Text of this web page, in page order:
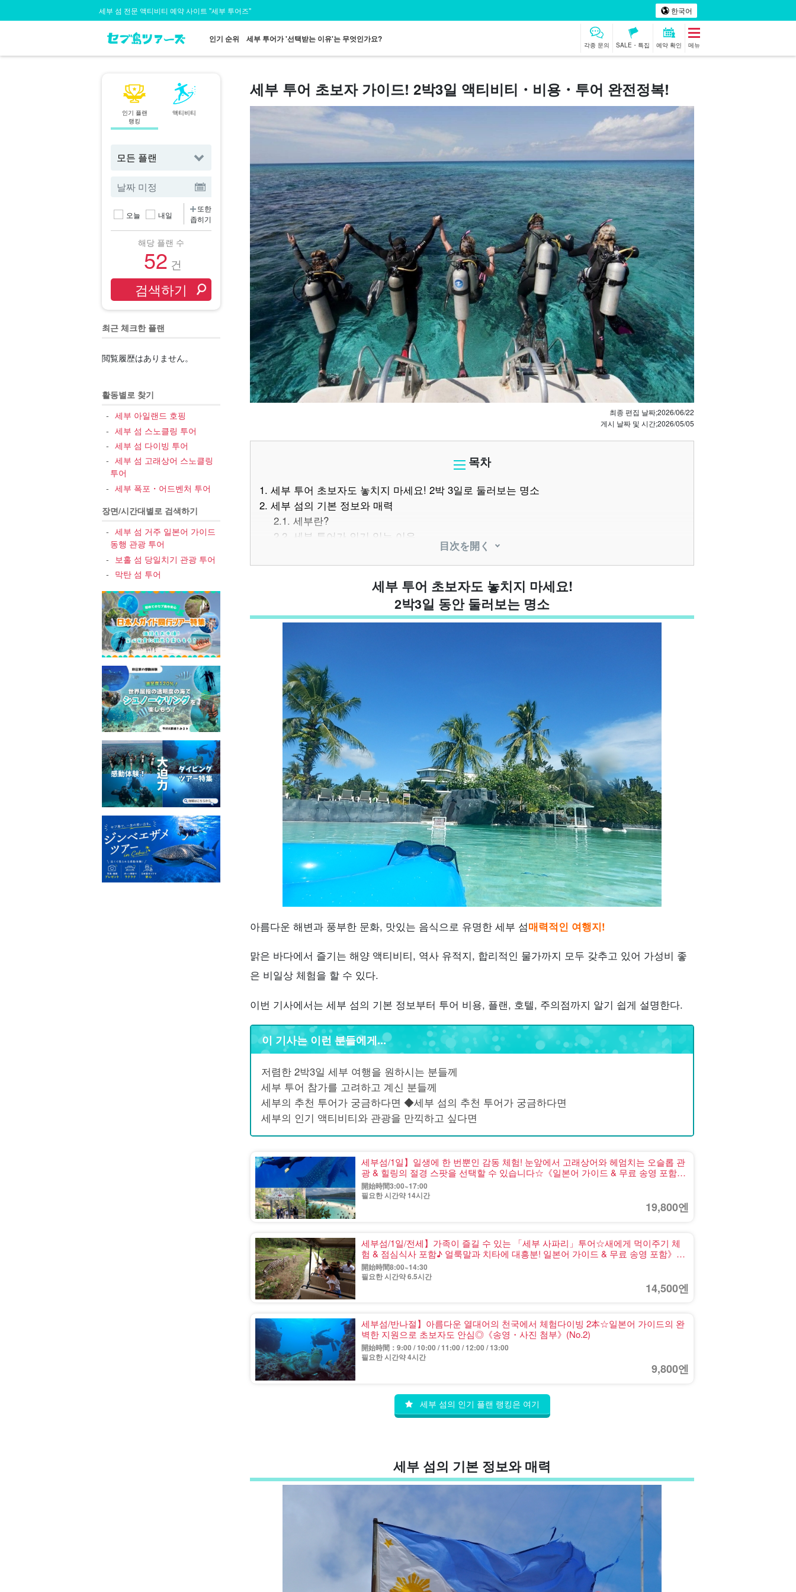
세부 섬 전문 액티비티 예약 사이트 "세부 투어즈" 한국어
인기 순위 세부 투어가 '선택받는 이유'는 무엇인가요?
각종 문의 SALE・특집 예약 확인 메뉴
인기 플랜
랭킹
액티비티 점심 포함 투어
오늘 내일
또한
좁히기
해당 플랜 수
52 건
최근 체크한 플랜
閲覧履歴はありません。
활동별로 찾기
세부 아일랜드 호핑
세부 섬 스노클링 투어
세부 섬 다이빙 투어
세부 섬 고래상어 스노클링
투어
세부 폭포・어드벤처 투어
장면/시간대별로 검색하기
세부 섬 거주 일본어 가이드
동행 관광 투어
보홀 섬 당일치기 관광 투어
막탄 섬 투어
세부 투어 초보자 가이드! 2박3일 액티비티・비용・투어 완전정복!
최종 편집 날짜;2026/06/22
게시 날짜 및 시간;2026/05/05
목차
1. 세부 투어 초보자도 놓치지 마세요! 2박 3일로 둘러보는 명소
2. 세부 섬의 기본 정보와 매력
2.1. 세부란?
2.2.
세부 투어가 인기 있는 이유
3.세부 투어 추천 액티비티 인기 액티비티
3.3.해양 스포츠
저렴한 투어를 예약하는 타이밍
4.3.항공권 + 호텔 패키지 비교
4.4.절약하면서 즐기는 포인트
세부에서 추천하는 추천 숙박 지역
5.1.막탄섬의 고급 리조트 호텔
5.2.세부 시내 호텔
세부 섬 투어 준비물 및 주의사항
6.1.세부 투어 준비물 목록
6.2.치안-안전 대책
6.3.현지에서 유용한 영어 문구와 매너
세부 투어를 더 재미있게 즐기는 팁
7.1.현지 투어 선택 및 예약 방법
7.2.세부를 효율적으로 돌아다니기 위한 교통수단
필리핀의 추천 맛집
SNS映えスポットまとめ
세부 투어 자주 묻는 질문(FAQ)
요약
目次を開く
세부 투어 초보자도 놓치지 마세요!
2박3일 동안 둘러보는 명소
아름다운 해변과 풍부한 문화, 맛있는 음식으로 유명한 세부 섬매력적인 여행지!
맑은 바다에서 즐기는 해양 액티비티, 역사 유적지, 합리적인 물가까지 모두 갖추고 있어 가성비 좋
은 비일상 체험을 할 수 있다.
이번 기사에서는 세부 섬의 기본 정보부터 투어 비용, 플랜, 호텔, 주의점까지 알기 쉽게 설명한다.
이 기사는 이런 분들에게...
저렴한 2박3일 세부 여행을 원하시는 분들께
세부 투어 참가를 고려하고 계신 분들께
세부의 추천 투어가 궁금하다면 ◆세부 섬의 추천 투어가 궁금하다면
세부의 인기 액티비티와 관광을 만끽하고 싶다면
세부섬/1일】일생에 한 번뿐인 감동 체험! 눈앞에서 고래상어와 헤엄치는 오슬롭 관
광 & 힐링의 절경 스팟을 선택할 수 있습니다☆《일본어 가이드 & 무료 송영 포함》
(No.5)
開始時間3:00~17:00
필요한 시간약 14시간
19,800엔
세부섬/1일/전세】가족이 즐길 수 있는 「세부 사파리」투어☆새에게 먹이주기 체
험 & 점심식사 포함♪ 얼룩말과 치타에 대흥분! 일본어 가이드 & 무료 송영 포함》
（No.6）（No.5
開始時間8:00~14:30
필요한 시간약 6.5시간
14,500엔
세부섬/반나절】아름다운 열대어의 천국에서 체험다이빙 2本☆일본어 가이드의 완
벽한 지원으로 초보자도 안심◎《송영・사진 첨부》(No.2)
開始時間：9:00 / 10:00 / 11:00 / 12:00 / 13:00
필요한 시간약 4시간
9,800엔
세부 섬의 인기 플랜 랭킹은 여기
세부 섬의 기본 정보와 매력